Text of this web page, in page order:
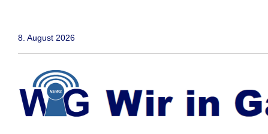
8. August 2026